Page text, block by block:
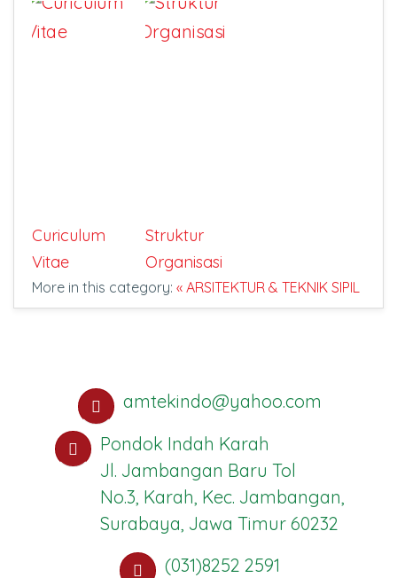
Curiculum
Vitae
Struktur
Organisasi
More in this category: « ARSITEKTUR & TEKNIK SIPIL
amtekindo@yahoo.com
Pondok Indah Karah
Jl. Jambangan Baru Tol
No.3, Karah, Kec. Jambangan,
Surabaya, Jawa Timur 60232
(031)8252 2591